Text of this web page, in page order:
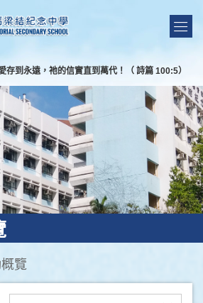
存到永遠，祂的信實直到萬代！（ 詩篇 100:5）
覽